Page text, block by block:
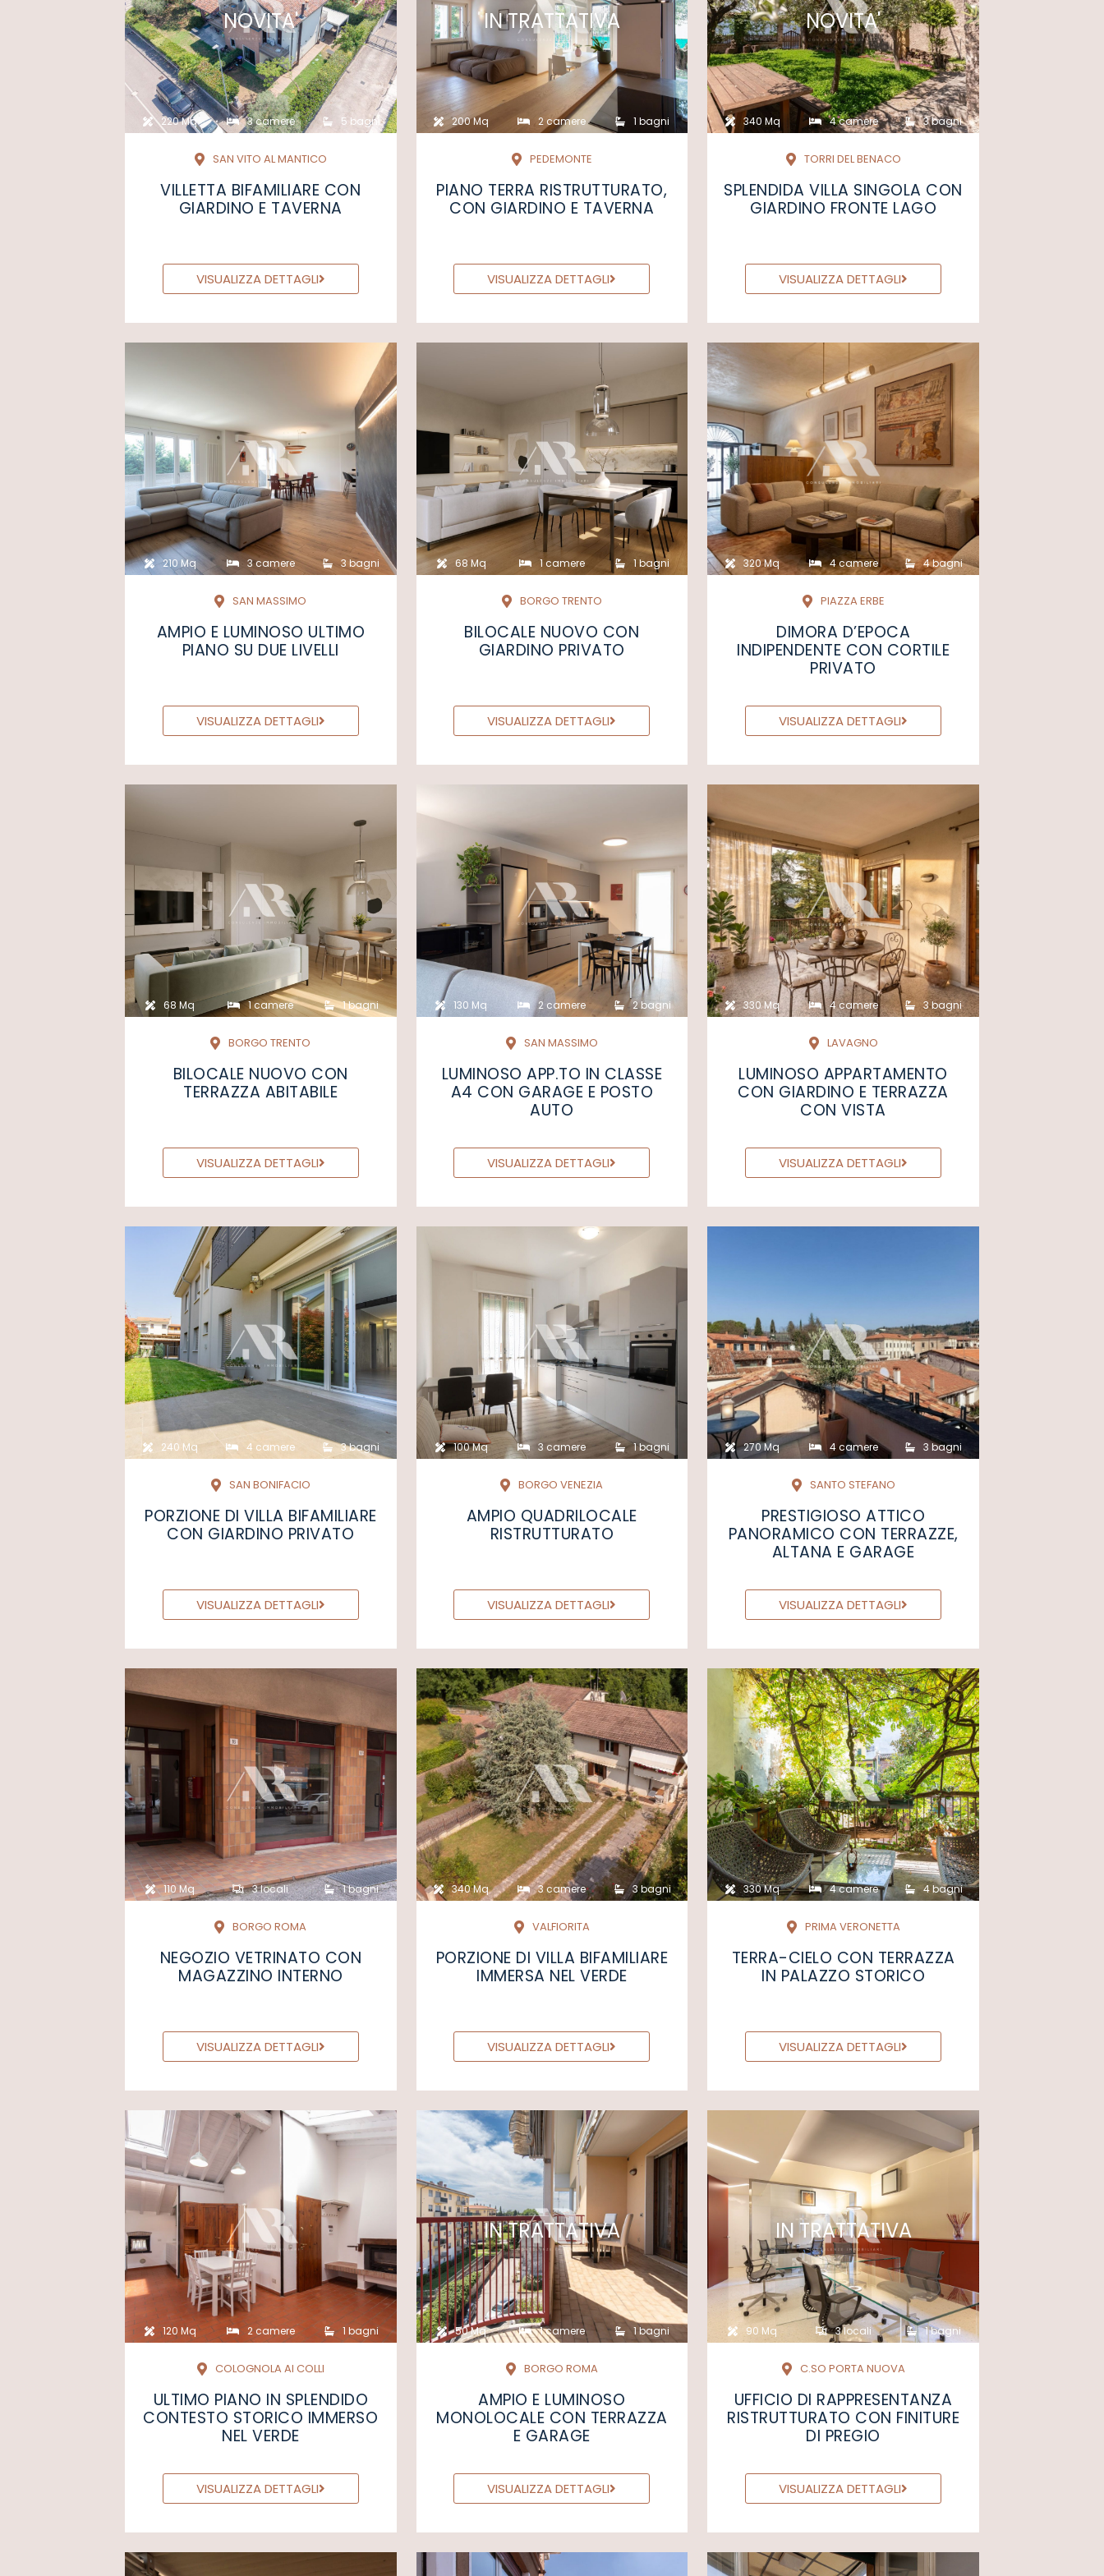
NOVITA'
220 Mq 3 camere 5 bagni
SAN VITO AL MANTICO
VILLETTA BIFAMILIARE CON
GIARDINO E TAVERNA
VISUALIZZA DETTAGLI
IN TRATTATIVA
200 Mq 2 camere 1 bagni
PEDEMONTE
PIANO TERRA RISTRUTTURATO,
CON GIARDINO E TAVERNA
VISUALIZZA DETTAGLI
NOVITA'
340 Mq 4 camere 3 bagni
TORRI DEL BENACO
SPLENDIDA VILLA SINGOLA CON
GIARDINO FRONTE LAGO
VISUALIZZA DETTAGLI
210 Mq 3 camere 3 bagni
SAN MASSIMO
AMPIO E LUMINOSO ULTIMO
PIANO SU DUE LIVELLI
VISUALIZZA DETTAGLI
68 Mq 1 camere 1 bagni
BORGO TRENTO
BILOCALE NUOVO CON
GIARDINO PRIVATO
VISUALIZZA DETTAGLI
320 Mq 4 camere 4 bagni
PIAZZA ERBE
DIMORA D’EPOCA
INDIPENDENTE CON CORTILE
PRIVATO
VISUALIZZA DETTAGLI
68 Mq 1 camere 1 bagni
BORGO TRENTO
BILOCALE NUOVO CON
TERRAZZA ABITABILE
VISUALIZZA DETTAGLI
130 Mq 2 camere 2 bagni
SAN MASSIMO
LUMINOSO APP.TO IN CLASSE
A4 CON GARAGE E POSTO
AUTO
VISUALIZZA DETTAGLI
330 Mq 4 camere 3 bagni
LAVAGNO
LUMINOSO APPARTAMENTO
CON GIARDINO E TERRAZZA
CON VISTA
VISUALIZZA DETTAGLI
240 Mq 4 camere 3 bagni
SAN BONIFACIO
PORZIONE DI VILLA BIFAMILIARE
CON GIARDINO PRIVATO
VISUALIZZA DETTAGLI
100 Mq 3 camere 1 bagni
BORGO VENEZIA
AMPIO QUADRILOCALE
RISTRUTTURATO
VISUALIZZA DETTAGLI
270 Mq 4 camere 3 bagni
SANTO STEFANO
PRESTIGIOSO ATTICO
PANORAMICO CON TERRAZZE,
ALTANA E GARAGE
VISUALIZZA DETTAGLI
110 Mq 3 locali 1 bagni
BORGO ROMA
NEGOZIO VETRINATO CON
MAGAZZINO INTERNO
VISUALIZZA DETTAGLI
340 Mq 3 camere 3 bagni
VALFIORITA
PORZIONE DI VILLA BIFAMILIARE
IMMERSA NEL VERDE
VISUALIZZA DETTAGLI
330 Mq 4 camere 4 bagni
PRIMA VERONETTA
TERRA-CIELO CON TERRAZZA
IN PALAZZO STORICO
VISUALIZZA DETTAGLI
120 Mq 2 camere 1 bagni
COLOGNOLA AI COLLI
ULTIMO PIANO IN SPLENDIDO
CONTESTO STORICO IMMERSO
NEL VERDE
VISUALIZZA DETTAGLI
IN TRATTATIVA
50 Mq 1 camere 1 bagni
BORGO ROMA
AMPIO E LUMINOSO
MONOLOCALE CON TERRAZZA
E GARAGE
VISUALIZZA DETTAGLI
IN TRATTATIVA
90 Mq 3 locali 1 bagni
C.SO PORTA NUOVA
UFFICIO DI RAPPRESENTANZA
RISTRUTTURATO CON FINITURE
DI PREGIO
VISUALIZZA DETTAGLI